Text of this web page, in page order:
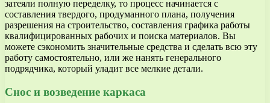
затеяли полную переделку, то процесс начинается с
составления твердого, продуманного плана, получения
разрешения на строительство, составления графика работы
квалифицированных рабочих и поиска материалов. Вы
можете сэкономить значительные средства и сделать всю эту
работу самостоятельно, или же нанять генерального
подрядчика, который уладит все мелкие детали.
Снос и возведение каркаса